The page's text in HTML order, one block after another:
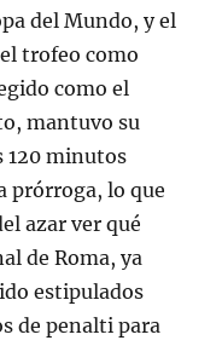
del Mundo, y el
trofeo como
como el
mantuvo su
120 minutos
prórroga, lo que
azar ver qué
de Roma, ya
estipulados
de penalti para